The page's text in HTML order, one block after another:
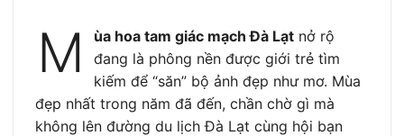
M ùa hoa tam giác mạch Đà Lạt nở rộ
đang là phông nền được giới trẻ tìm
kiếm để “săn” bộ ảnh đẹp như mơ. Mùa
đẹp nhất trong năm đã đến, chần chờ gì mà
không lên đường du lịch Đà Lạt cùng hội bạn